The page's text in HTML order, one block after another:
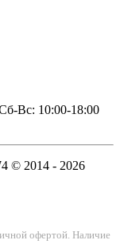
Вс: 10:00-18:00
© 2014 - 2026
офертой. Наличие